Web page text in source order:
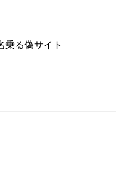
乗る偽サイト